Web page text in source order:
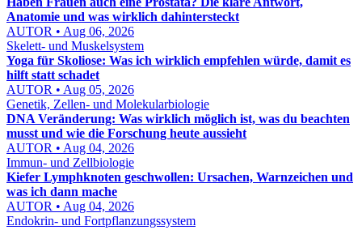
Anatomie und was wirklich dahintersteckt
AUTOR • Aug 06, 2026
Skelett- und Muskelsystem
Yoga für Skoliose: Was ich wirklich empfehlen würde, damit es
hilft statt schadet
AUTOR • Aug 05, 2026
Genetik, Zellen- und Molekularbiologie
DNA Veränderung: Was wirklich möglich ist, was du beachten
musst und wie die Forschung heute aussieht
AUTOR • Aug 04, 2026
Immun- und Zellbiologie
Kiefer Lymphknoten geschwollen: Ursachen, Warnzeichen und
was ich dann mache
AUTOR • Aug 04, 2026
Endokrin- und Fortpflanzungssystem